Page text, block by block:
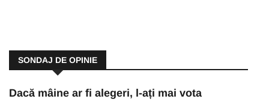
SONDAJ DE OPINIE
Dacă mâine ar fi alegeri, l-ați mai vota